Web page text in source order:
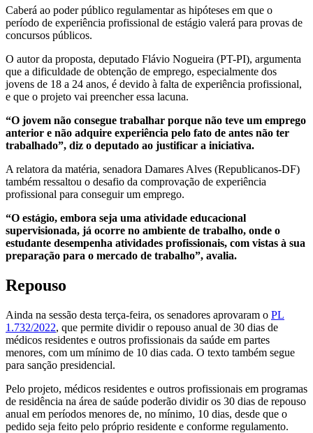
Caberá ao poder público regulamentar as hipóteses em que o
período de experiência profissional de estágio valerá para provas de
concursos públicos.
O autor da proposta, deputado Flávio Nogueira (PT-PI), argumenta
que a dificuldade de obtenção de emprego, especialmente dos
jovens de 18 a 24 anos, é devido à falta de experiência profissional,
e que o projeto vai preencher essa lacuna.
“O jovem não consegue trabalhar porque não teve um emprego
anterior e não adquire experiência pelo fato de antes não ter
trabalhado”, diz o deputado ao justificar a iniciativa.
A relatora da matéria, senadora Damares Alves (Republicanos-DF)
também ressaltou o desafio da comprovação de experiência
profissional para conseguir um emprego.
“O estágio, embora seja uma atividade educacional
supervisionada, já ocorre no ambiente de trabalho, onde o
estudante desempenha atividades profissionais, com vistas à sua
preparação para o mercado de trabalho”, avalia.
Repouso
Ainda na sessão desta terça-feira, os senadores aprovaram o PL
1.732/2022, que permite dividir o repouso anual de 30 dias de
médicos residentes e outros profissionais da saúde em partes
menores, com um mínimo de 10 dias cada. O texto também segue
para sanção presidencial.
Pelo projeto, médicos residentes e outros profissionais em programas
de residência na área de saúde poderão dividir os 30 dias de repouso
anual em períodos menores de, no mínimo, 10 dias, desde que o
pedido seja feito pelo próprio residente e conforme regulamento.